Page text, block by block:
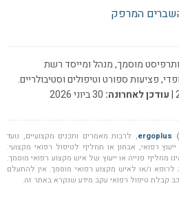
המרפק
מוסמך, מנהל ומייסד רשת
פציעות ספורט וטיפולים וסטיבולריים.
עודכן לאחרונה:
ergoplus, לרבות מאמרים ותכנים מקצועיים, נועד
רפואי, אבחון או תחליף לטיפול רפואי מקצועי.
מחליף פנייה או ייעוץ של איש מקצוע רפואי מוסמך.
ו/או לאיש מקצוע רפואי מוסמך. אין להתעלם
קבלת טיפול רפואי עקב מידע שנקרא באתר זה.